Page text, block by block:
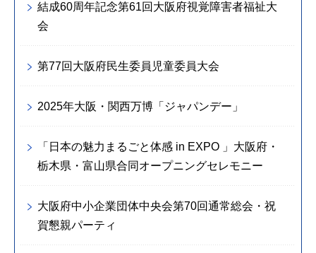
結成60周年記念第61回大阪府視覚障害者福祉大
会
第77回大阪府民生委員児童委員大会
2025年大阪・関西万博「ジャパンデー」
「日本の魅力まるごと体感 in EXPO 」大阪府・
栃木県・富山県合同オープニングセレモニー
大阪府中小企業団体中央会第70回通常総会・祝
賀懇親パーティ